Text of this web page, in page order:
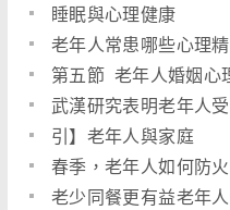
睡眠與心理健康
老年人常患哪些心理
第五節 老年人婚姻心
武漢研究表明老年人
引】老年人與家庭
春季，老年人如何防
老少同餐更有益老年